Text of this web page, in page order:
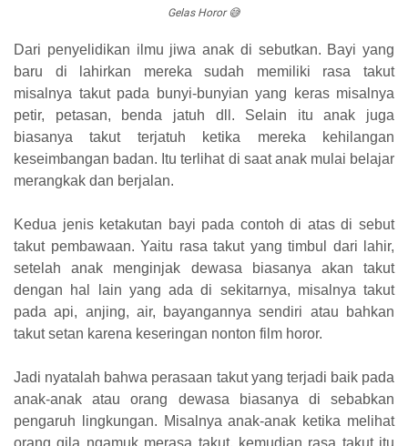
Gelas Horor 😅
Dari penyelidikan ilmu jiwa anak di sebutkan. Bayi yang
baru di lahirkan mereka sudah memiliki rasa takut
misalnya takut pada bunyi-bunyian yang keras misalnya
petir, petasan, benda jatuh dll. Selain itu anak juga
biasanya takut terjatuh ketika mereka kehilangan
keseimbangan badan. Itu terlihat di saat anak mulai belajar
merangkak dan berjalan.
Kedua jenis ketakutan bayi pada contoh di atas di sebut
takut pembawaan. Yaitu rasa takut yang timbul dari lahir,
setelah anak menginjak dewasa biasanya akan takut
dengan hal lain yang ada di sekitarnya, misalnya takut
pada api, anjing, air, bayangannya sendiri atau bahkan
takut setan karena keseringan nonton film horor.
Jadi nyatalah bahwa perasaan takut yang terjadi baik pada
anak-anak atau orang dewasa biasanya di sebabkan
pengaruh lingkungan. Misalnya anak-anak ketika melihat
orang gila ngamuk merasa takut, kemudian rasa takut itu